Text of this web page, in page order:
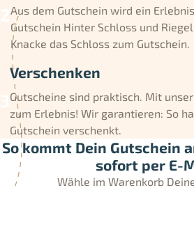
Aus dem Gutschein wird ein
Gutschein Hinter Schloss und
Knacke das Schloss zum Gutschein.
Verschenken
Gutscheine sind praktisch. Mit
zum Erlebnis! Wir garantieren: So
Gutschein verschenkt.
So kommt Dein Gutschein
sofort per E-
Wähle im Warenkorb